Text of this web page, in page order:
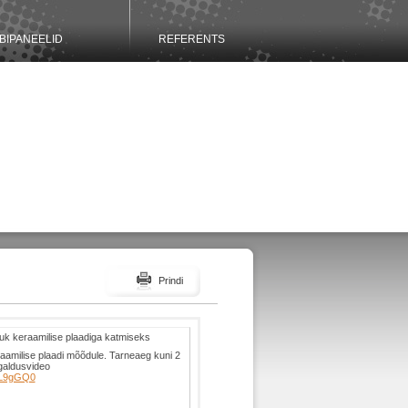
REFERENTS
Prindi
keraamilise plaadiga katmiseks
plaadi mõõdule. Tarneaeg kuni 2